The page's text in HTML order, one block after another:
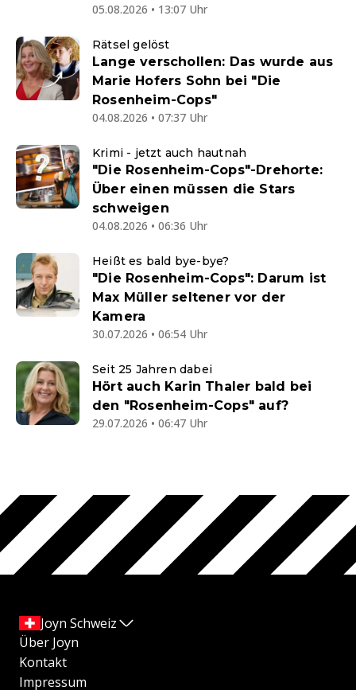
05.08.2026 • 13:07 Uhr
Rätsel gelöst
Lange verschollen: Das wurde aus
Marie Hofers Sohn bei "Die
Rosenheim-Cops"
04.08.2026 • 07:37 Uhr
Krimi - jetzt auch hautnah
"Die Rosenheim-Cops"-Drehorte:
Über einen müssen die Stars
schweigen
04.08.2026 • 06:36 Uhr
Heißt es bald bye-bye?
"Die Rosenheim-Cops": Darum ist
Max Müller seltener vor der
Kamera
30.07.2026 • 06:54 Uhr
Seit 25 Jahren dabei
Hört auch Karin Thaler bald bei
den "Rosenheim-Cops" auf?
29.07.2026 • 06:47 Uhr
Joyn Schweiz
Über Joyn
Kontakt
Impressum